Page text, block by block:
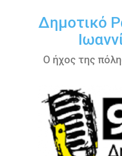
περιεχόμενοΔημοτικό
Ο ήχος της